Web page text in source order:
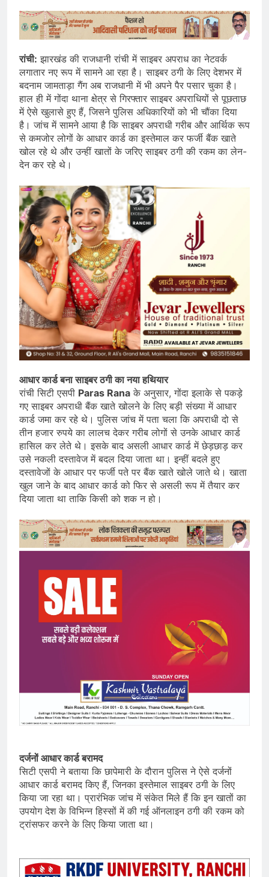
रांची: झारखंड की राजधानी रांची में साइबर अपराध का नेटवर्क
लगातार नए रूप में सामने आ रहा है। साइबर ठगी के लिए देशभर में
बदनाम जामताड़ा गैंग अब राजधानी में भी अपने पैर पसार चुका है।
हाल ही में गोंदा थाना क्षेत्र से गिरफ्तार साइबर अपराधियों से पूछताछ
में ऐसे खुलासे हुए हैं, जिसने पुलिस अधिकारियों को भी चौंका दिया
है। जांच में सामने आया है कि साइबर अपराधी गरीब और आर्थिक रूप
से कमजोर लोगों के आधार कार्ड का इस्तेमाल कर फर्जी बैंक खाते
खोल रहे थे और उन्हीं खातों के जरिए साइबर ठगी की रकम का लेन-
देन कर रहे थे।
आधार कार्ड बना साइबर ठगी का नया हथियार
रांची सिटी एसपी Paras Rana के अनुसार, गोंदा इलाके से पकड़े
गए साइबर अपराधी बैंक खाते खोलने के लिए बड़ी संख्या में आधार
कार्ड जमा कर रहे थे। पुलिस जांच में पता चला कि अपराधी दो से
तीन हजार रुपये का लालच देकर गरीब लोगों से उनके आधार कार्ड
हासिल कर लेते थे। इसके बाद असली आधार कार्ड में छेड़छाड़ कर
उसे नकली दस्तावेज में बदल दिया जाता था। इन्हीं बदले हुए
दस्तावेजों के आधार पर फर्जी पते पर बैंक खाते खोले जाते थे। खाता
खुल जाने के बाद आधार कार्ड को फिर से असली रूप में तैयार कर
दिया जाता था ताकि किसी को शक न हो।
दर्जनों आधार कार्ड बरामद
सिटी एसपी ने बताया कि छापेमारी के दौरान पुलिस ने ऐसे दर्जनों
आधार कार्ड बरामद किए हैं, जिनका इस्तेमाल साइबर ठगी के लिए
किया जा रहा था। प्रारंभिक जांच में संकेत मिले हैं कि इन खातों का
उपयोग देश के विभिन्न हिस्सों में की गई ऑनलाइन ठगी की रकम को
ट्रांसफर करने के लिए किया जाता था।